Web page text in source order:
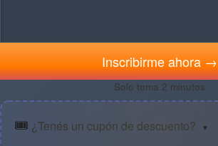
Inscribirme ahora →
Solo toma 2 minutos
🎟️ ¿Tenés un cupón de descuento? ▼